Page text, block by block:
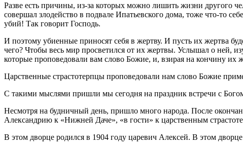
Разве есть причины, из-за которых можно лишить жизни другого
совершал злодейство в подвале Ипатьевского дома, тоже что-то
убий! Так говорит Господь.
И поэтому убиенные приносят себя в жертву. И пусть их жертва
чего? Чтобы весь мир просветился от их жертвы. Услышал о ней,
которые проповедовали вам слово Божие, и, взирая на кончину их
Царственные страстотерпцы проповедовали нам слово Божие
С такими мыслями пришли мы сегодня на праздник встречи с
Несмотря на будничный день, пришло много народа. После
Александрию к «Нижней Даче», «в гости» к царственным
В этом дворце родился в 1904 году царевич Алексей. В этом